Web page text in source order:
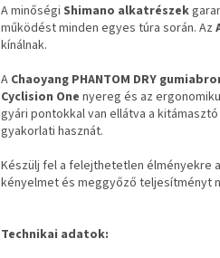
A minőségi Shimano alkatrészek
működést minden egyes túra során. Az
kínálnak.
A Chaoyang PHANTOM DRY
Cyclision One nyereg és az
gyári pontokkal van ellátva a
gyakorlati hasznát.
Készülj fel a felejthetetlen élményekre a
kényelmet és meggyőző teljesítményt
Technikai adatok: